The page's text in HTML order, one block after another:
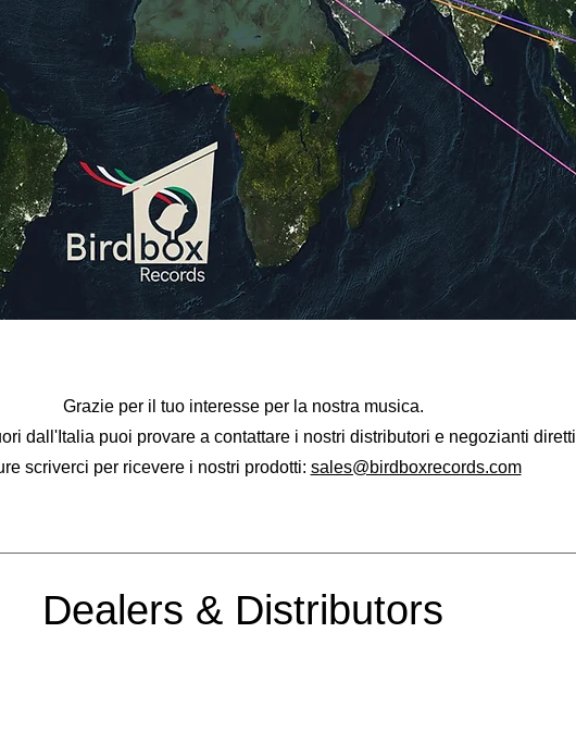
Grazie per il tuo interesse per la nostra musica.
dall'Italia puoi provare a contattare i nostri distributori e negozianti diretti
scriverci per ricevere i nostri prodotti: sales@birdboxrecords.com
Dealers & Distributors